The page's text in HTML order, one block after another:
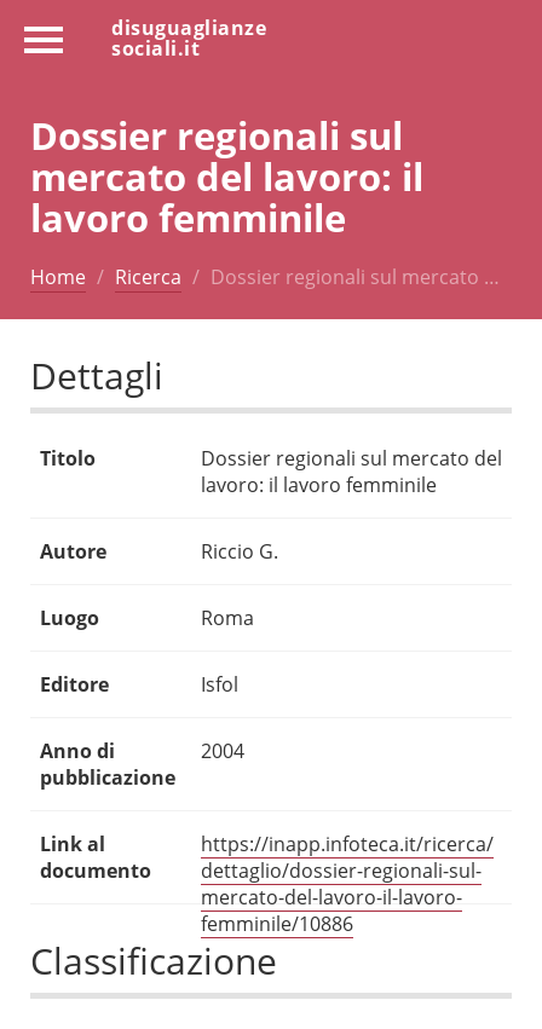
disuguaglianze
sociali.it
Dossier regionali sul
mercato del lavoro: il
lavoro femminile
Home Ricerca Dossier regionali sul mercato …
Dettagli
Titolo
Dossier regionali sul mercato del
lavoro: il lavoro femminile
Autore Riccio G.
Luogo Roma
Editore Isfol
Anno di
pubblicazione
2004
Link al
documento
https://inapp.infoteca.it/ricerca/
dettaglio/dossier-regionali-sul-
mercato-del-lavoro-il-lavoro-
femminile/10886
Classificazione